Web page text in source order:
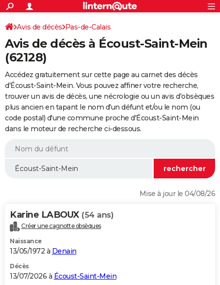
ACTUALITÉS
Politique
Société
Faits Divers
Education
Monde
Villes
+
SPORT
Coupe du monde 2026
Football
Tennis
Cyclisme
Rugby
Forum
FINANCE
Retraite
Impôts
Epargne
Immobilier
Risques naturels par ville
Banque
Assurance
Crédit
Essais
Réserver un essai
Citadines
Berlines
SUV
Forum auto
+
HIGH-TECH
Mobiles
Meilleur smartphone
Internet
Ordinateurs
Jeux vidéo
Guide high-tech
+
BRICOLAGE
Forum
Aménagement intérieur
Extérieur
Cuisine
Salle de bains
Jardinage
Rangement
WEEK-END
Guides de France
Escapades
Patrimoine
Expositions
Musées
Week-end nature
LIFESTYLE
Alimentation
Guide de la santé
Maladies
Médicaments
Sommeil
VOYAGE
Destinations
City break
Voyage nature
Voyage de noces
Forum
Climat
+PHOTO
GUIDES D'ACHAT
BONS PLANS
S'inscrire
Connexion
Avis de décès Pas-de-Calais
Avis de décès à Écoust-Saint-Mein
(62128)
Accédez gratuitement sur cette page au carnet des décès
d'Écoust-Saint-Mein. Vous pouvez affiner votre recherche,
trouver un avis de décès, une nécrologie ou un avis d'obsèques
plus ancien en tapant le nom d'un défunt et/ou le nom (ou
code postal) d'une commune proche d'Écoust-Saint-Mein
dans le moteur de recherche ci-dessous.
Mise à jour le 04/08/26
Karine LABOUX (54 ans)
Créer une cagnotte obsèques
Naissance
13/05/1972 à Denain
Décès
13/07/2026 à Écoust-Saint-Mein